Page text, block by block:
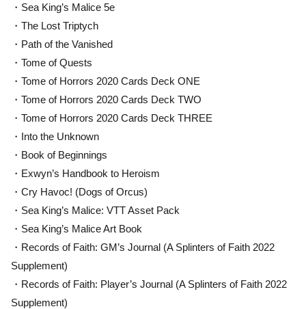
・Sea King’s Malice 5e
・The Lost Triptych
・Path of the Vanished
・Tome of Quests
・Tome of Horrors 2020 Cards Deck ONE
・Tome of Horrors 2020 Cards Deck TWO
・Tome of Horrors 2020 Cards Deck THREE
・Into the Unknown
・Book of Beginnings
・Exwyn’s Handbook to Heroism
・Cry Havoc! (Dogs of Orcus)
・Sea King’s Malice: VTT Asset Pack
・Sea King’s Malice Art Book
・Records of Faith: GM’s Journal (A Splinters of Faith 2022
Supplement)
・Records of Faith: Player’s Journal (A Splinters of Faith 2022
Supplement)